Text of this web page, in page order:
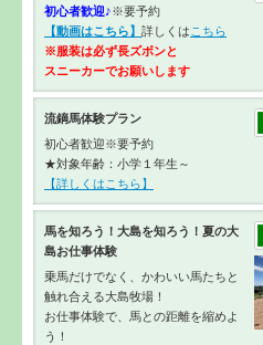
初心者歓迎♪※要予約
【動画はこちら】 詳しくは こちら
※服装は必ず長ズボンと
スニーカーでお願いします
流鏑馬体験プラン
初心者歓迎※要予約
★対象年齢：小学１年生～
【詳しくはこちら】
馬を知ろう！大島を知ろう！夏の大
島お仕事体験
乗馬だけでなく、かわいい馬たちと
触れ合える大島牧場！
お仕事体験で、馬との距離を縮めよ
う！